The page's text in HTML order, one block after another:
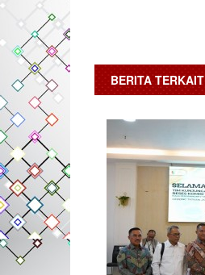
BERITA TERKAIT